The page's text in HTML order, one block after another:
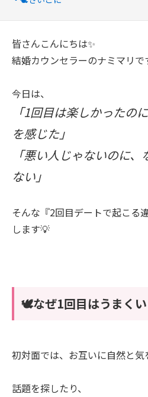
皆さんこんにちは✨
結婚カウンセラーのナミマリで
今日は、
「1回目は楽しかったの
を感じた」
「悪い人じゃないのに
ない」
そんな『2回目デートで起こる
します💡
🕊️なぜ1回目はうまくい
初対面では、お互いに自然と気
話題を探したり、